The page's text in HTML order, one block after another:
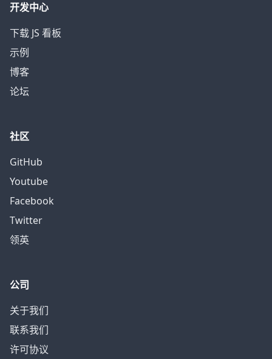
开发中心
下载 JS 看板
示例
博客
论坛
社区
GitHub
Youtube
Facebook
Twitter
领英
公司
关于我们
联系我们
许可协议